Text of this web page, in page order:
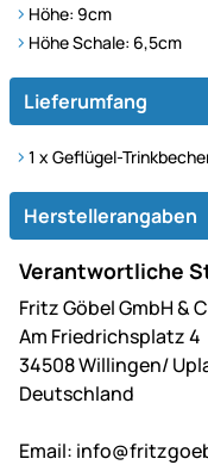
Höhe: 9cm
Höhe Schale: 6,5cm
Lieferumfang
1 x Geflügel-
Herstellerangaben
Verantwortliche
Fritz Göbel GmbH &
Am Friedrichsplatz 4
34508 Willingen/
Deutschland
Email: